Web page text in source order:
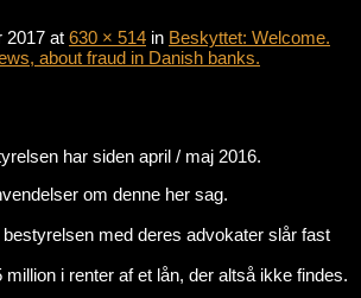
2017 at 630 × 514 in Beskyttet: Welcome.
about fraud in Danish banks.
har siden april / maj 2016.
om denne her sag.
med deres advokater slår fast
million i renter af et lån, der altså ikke findes.